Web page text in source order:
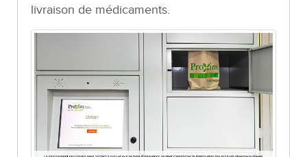
livraison de médicaments.